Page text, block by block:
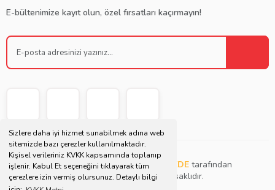
Sizlere daha iyi hizmet sunabilmek adına web
sitemizde bazı çerezler kullanılmaktadır.
Kişisel verileriniz KVKK kapsamında toplanıp
işlenir. Kabul Et seçeneğini tıklayarak tüm
çerezlere izin vermiş olursunuz. Detaylı bilgi
E-bültenimize kayıt olun, özel fırsatları kaçırmayın!
Copyright © 2021 | Bu websitesiMüjdat DEDE tarafından
tasarlanmış ve düzenlenmiştir. Tüm hakları saklıdır.